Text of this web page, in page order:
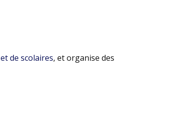
de scolaires, et organise des